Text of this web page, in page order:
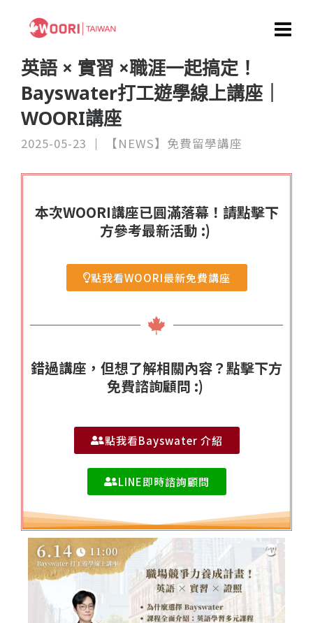
英語 × 實習 ×職涯一起搞定！
Bayswater打工遊學線上講座｜
WOORI講座
2025-05-23 【NEWS】免費留學講座
本次WOORI講座已圓滿落幕！請點擊下
方參考最新活動 :)
點我看WOORI最新免費講座
錯過講座，但想了解相關內容？點擊下方
免費諮詢顧問 :)
點我看Bayswater 介紹
LINE即時諮詢顧問